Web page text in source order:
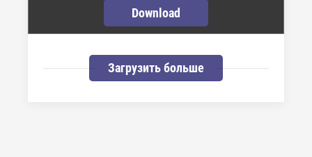
Download
Загрузить больше